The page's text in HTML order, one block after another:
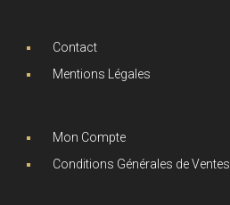
Contact
Mentions Légales
Mon Compte
Conditions Générales de Ventes